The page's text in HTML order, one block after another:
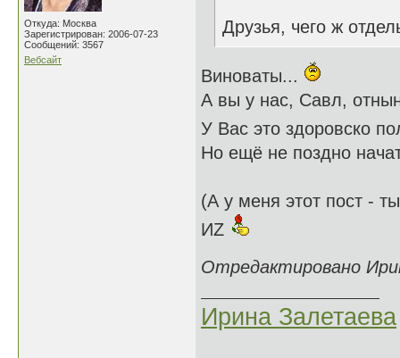
Откуда: Москва
Зарегистрирован: 2006-07-23
Сообщений: 3567
Вебсайт
Друзья, чего ж
Виноваты...
А вы у нас, Савл,
У Вас это здоровско
Но ещё не поздно
(А у меня этот пост -
ИZ
Отредактировано
Ирина Залетаева